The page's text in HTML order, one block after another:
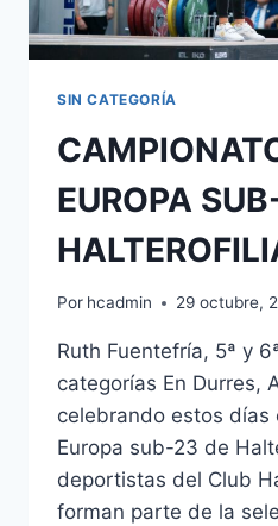
SIN CATEGORÍA
EUROPA
Por hcadmin 29 octubre,
Ruth Fuentefría, 5ª y
categorías En Durres,
celebrando estos días
Europa sub-23 de
deportistas del Club
forman parte de la